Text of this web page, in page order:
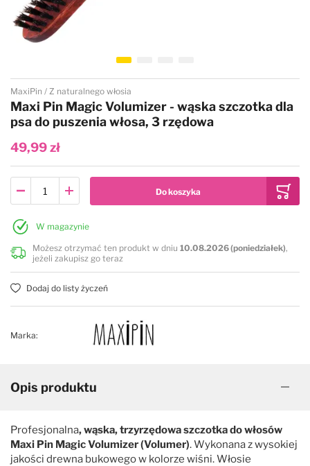
Chadog
Doggy Man
Furrish
Groomer.dk
Groom Professional
Hery
Kenchii
Madan
Pozostałe
Chris Christensen
Groom Professional
Hery
Keller Bursten
KW
Mars
MaxiPin
Show-Tech
Przejdź na początek galerii
MaxiPin Z naturalnego włosia
Maxi Pin Magic Volumizer - wąska szczotka dla
psa do puszenia włosa, 3 rzędowa
49,99 zł
W magazynie
Możesz otrzymać ten produkt w dniu10.08.2026 (poniedziałek),
jeżeli zakupisz go teraz
Dodaj do listy życzeń
Marka:
Opis produktu
Profesjonalna, wąska, trzyrzędowa szczotka do włosów
Maxi Pin Magic Volumizer (Volumer). Wykonana z wysokiej
jakości drewna bukowego w kolorze wiśni. Włosie